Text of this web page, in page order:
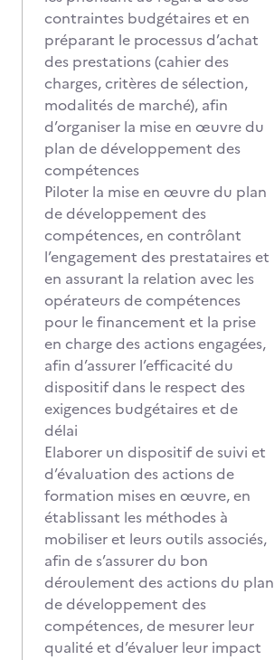
contraintes budgétaires et en
préparant le processus d’achat
des prestations (cahier des
charges, critères de sélection,
modalités de marché), afin
d’organiser la mise en œuvre du
plan de développement des
compétences
Piloter la mise en œuvre du plan
de développement des
compétences, en contrôlant
l’engagement des prestataires et
en assurant la relation avec les
opérateurs de compétences
pour le financement et la prise
en charge des actions engagées,
afin d’assurer l’efficacité du
dispositif dans le respect des
exigences budgétaires et de
délai
Elaborer un dispositif de suivi et
d’évaluation des actions de
formation mises en œuvre, en
établissant les méthodes à
mobiliser et leurs outils associés,
afin de s’assurer du bon
déroulement des actions du plan
de développement des
compétences, de mesurer leur
qualité et d’évaluer leur impact